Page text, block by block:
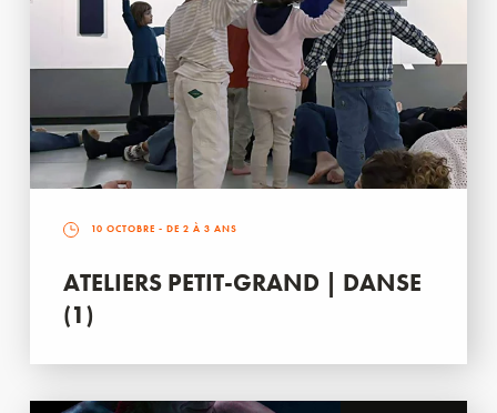
10 OCTOBRE - DE 2 À 3 ANS
ATELIERS PETIT-GRAND | DANSE
(1)